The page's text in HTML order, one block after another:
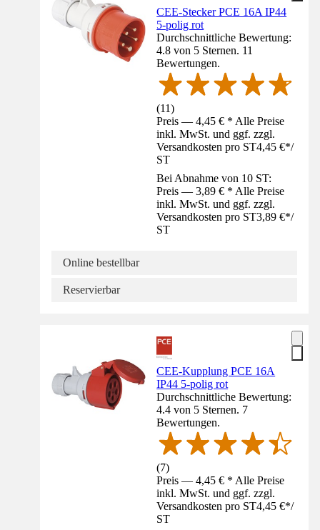
CEE-Stecker PCE 16A IP44
5-polig rot
Durchschnittliche Bewertung:
4.8 von 5 Sternen. 11
Bewertungen.
(11)
Preis — 4,45 € * Alle Preise
inkl. MwSt. und ggf. zzgl.
Versandkosten pro ST4,45 €*/
ST
Bei Abnahme von 10 ST:
Preis — 3,89 € * Alle Preise
inkl. MwSt. und ggf. zzgl.
Versandkosten pro ST3,89 €*/
ST
Online bestellbar
Reservierbar
CEE-Kupplung PCE 16A
IP44 5-polig rot
Durchschnittliche Bewertung:
4.4 von 5 Sternen. 7
Bewertungen.
(7)
Preis — 4,45 € * Alle Preise
inkl. MwSt. und ggf. zzgl.
Versandkosten pro ST4,45 €*/
ST